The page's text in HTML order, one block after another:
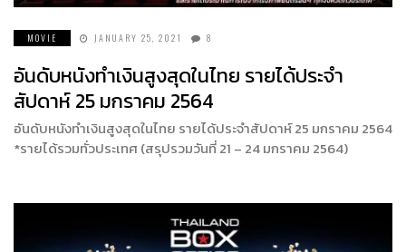
MOVIE JANUARY 25, 2021 8
อันดับหนังทำเงินสูงสุดในไทย รายได้ประจำ
สัปดาห์ 25 มกราคม 2564
อันดับหนังทำเงินสูงสุดในไทย รายได้ประจำสัปดาห์ 25 มกราคม 2564
*รายได้รวมทั่วประเทศ (สรุปรวมวันที่ 21 – 24 มกราคม 2564)